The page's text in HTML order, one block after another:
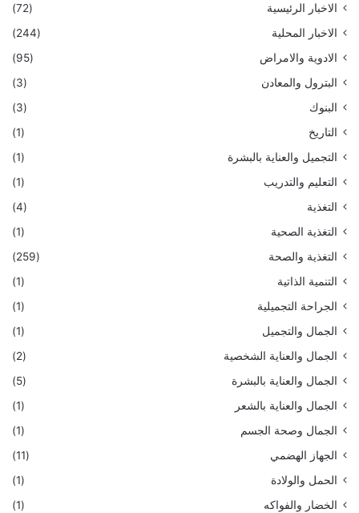
الاخبار الرئيسية
(72)
الاخبار المحلية
(244)
الادوية والامراض
(95)
البترول والمعادن
(3)
البنوك
(3)
التاريخ
(1)
التجميل والعناية بالبشرة
(1)
التعليم والتدريب
(1)
التغذية
(4)
التغذية الصحية
(1)
التغذية والصحة
(259)
التنمية الذاتية
(1)
الجراحة التجميلية
(1)
الجمال والتجميل
(1)
الجمال والعناية الشخصية
(2)
الجمال والعناية بالبشرة
(5)
الجمال والعناية بالشعر
(1)
الجمال وصحة الجسم
(1)
الجهاز الهضمي
(11)
الحمل والولادة
(1)
الخضار والفواكه
(1)